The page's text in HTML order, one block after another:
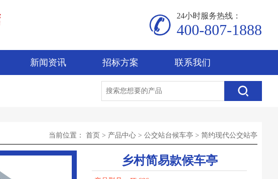
24小时服务热线：
400-807-1888
新闻资讯 招标方案 联系我们
当前位置： 首页 > 产品中心 > 公交站台候车亭 > 简约现代公交站亭
乡村简易款候车亭